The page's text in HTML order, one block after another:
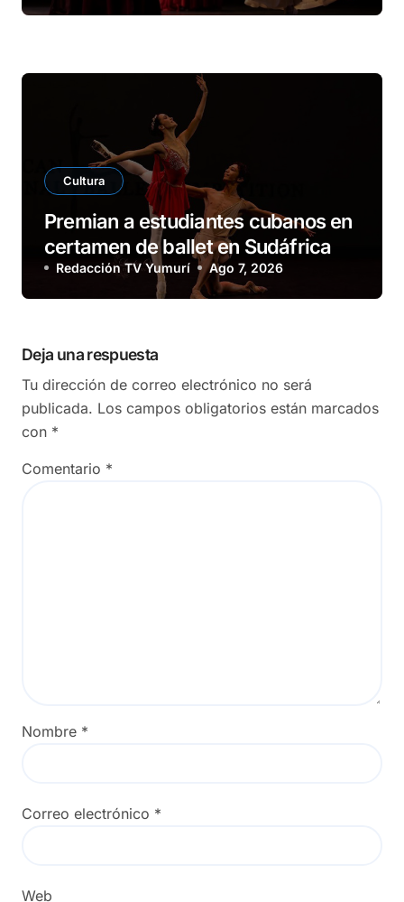
Cultura
Premian a estudiantes cubanos en
certamen de ballet en Sudáfrica
Redacción TV Yumurí Ago 7, 2026
Deja una respuesta
Tu dirección de correo electrónico no será
publicada. Los campos obligatorios están marcados
con *
Comentario *
Nombre *
Correo electrónico *
Web